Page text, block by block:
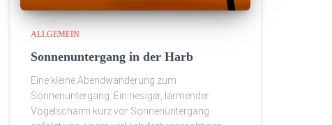
ALLGEMEIN
Sonnenuntergang in der Harb
Eine kleine Abendwanderung zum
Sonnenuntergang. Ein riesiger, lärmender
Vogelscharm kurz vor Sonnenuntergang